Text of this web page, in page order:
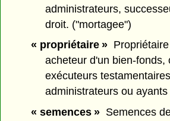
administrateurs,
droit. ("mortagee")
« propriétaire »Propriétaire
acheteur d'un bien-fonds,
exécuteurs
administrateurs ou
« semences »Semences